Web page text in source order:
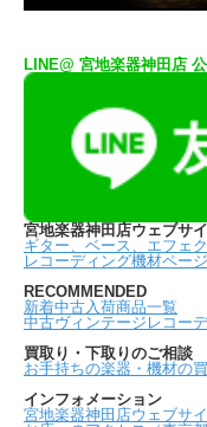
LINE@ 宮地楽器神田店
宮地楽器神田店ウェブサ
ギター、ベース、エフェ
レコーディング機材ペー
RECOMMENDED
新着中古入荷商品一覧
中古ヴィンテージレコー
買取り・下取りのご相談
お手持ちの楽器・機材の
インフォメーション
宮地楽器神田店ウェブサ